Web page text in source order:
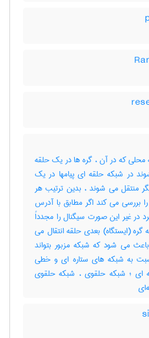
که در آن ، گره ها در یک حلقه
در شبکه حلقه ای پیامها در یک
منتقل می شوند ، بدین ترتیب هر
بررسی می کند اگر مطابق با آدرس
در غیر این صورت سیگنال را مجدداً
گره (ایستگاه) بعدی حلقه انتقال می
می شود که شبکه مزبور بتواند
به شبکه های ستاره ای و خطی
؛ شبکه حلقوی ، شبکه حلقوی